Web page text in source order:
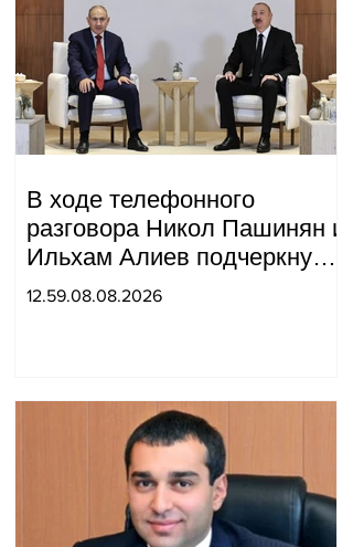
В ходе телефонного
разговора Никол Пашинян и
Ильхам Алиев подчеркнули
прогресс, достигнутый за
Арменией.
12.59.08.08.2026